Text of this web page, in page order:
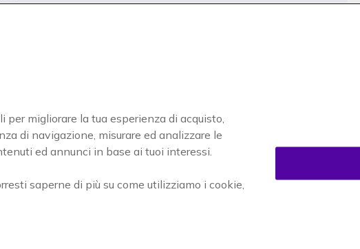
Accettiamo
migliorare la tua esperienza di acquisto,
di navigazione, misurare ed analizzare le
ed annunci in base ai tuoi interessi.
saperne di più su come utilizziamo i cookie,